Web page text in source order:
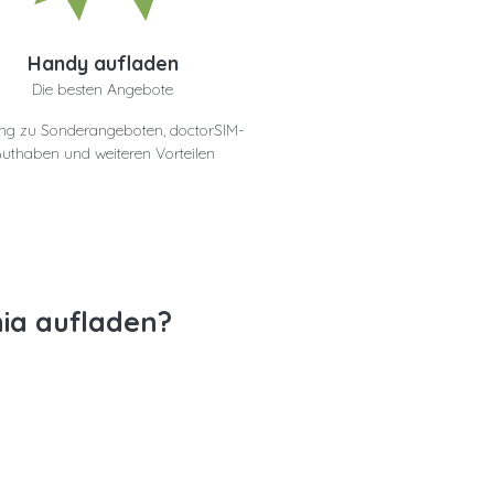
Handy aufladen
Die besten Angebote
zu Sonderangeboten, doctorSIM-
und weiteren Vorteilen
aufladen?